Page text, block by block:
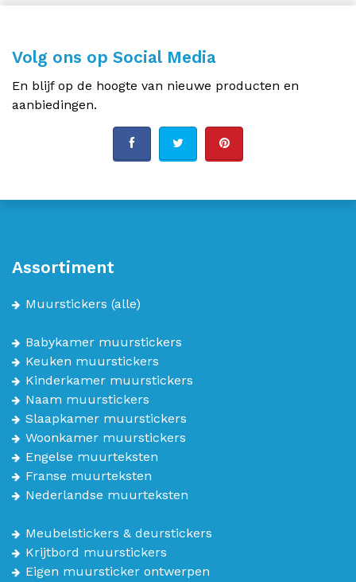
Volg ons op Social Media
En blijf op de hoogte van nieuwe producten en
aanbiedingen.
Assortiment
Muurstickers (alle)
Babykamer muurstickers
Keuken muurstickers
Kinderkamer muurstickers
Naam muurstickers
Slaapkamer muurstickers
Woonkamer muurstickers
Engelse muurteksten
Franse muurteksten
Nederlandse muurteksten
Meubelstickers & deurstickers
Krijtbord muurstickers
Eigen muursticker ontwerpen